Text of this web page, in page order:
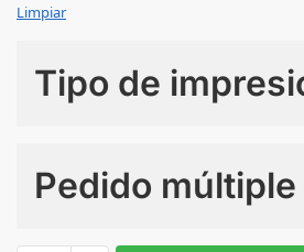
Limpiar
Tipo de
Pedido múltiple